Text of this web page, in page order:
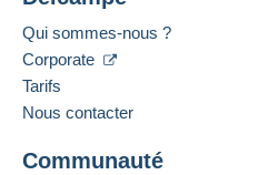
Qui sommes-nous ?
Corporate
Tarifs
Nous contacter
Communauté